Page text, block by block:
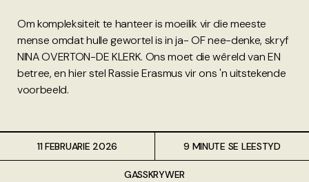
Om kompleksiteit te hanteer is moeilik vir die meeste
mense omdat hulle gewortel is in ja- OF nee-denke, skryf
NINA OVERTON-DE KLERK. Ons moet die wêreld van EN
betree, en hier stel Rassie Erasmus vir ons 'n uitstekende
voorbeeld.
11 FEBRUARIE 2026
GASSKRYWER
9 MINUTE SE LEESTYD